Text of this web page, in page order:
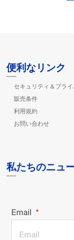
便利なリンク
セキュリティ＆プラ
販売条件
利用規約
お問い合わせ
私たちのニュ
Email